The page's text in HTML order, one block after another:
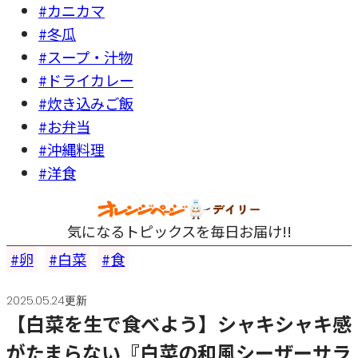
#カニカマ
#冬瓜
#スープ・汁物
#ドライカレー
#炊き込みご飯
#お弁当
#沖縄料理
#洋食
気になるトピックスを毎日お届け!!
卵
白菜 食
2025.05.24更新
【白菜を生で食べよう】シャキシャキ感
がたまらない『白菜の和風シーザーサラ